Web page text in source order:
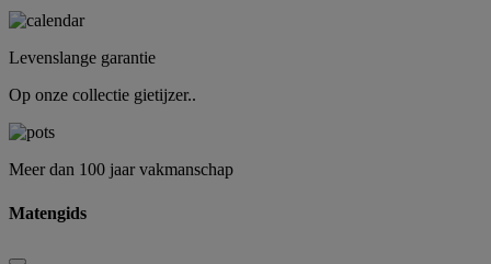
Levenslange garantie
Op onze collectie gietijzer..
Meer dan 100 jaar vakmanschap
Matengids